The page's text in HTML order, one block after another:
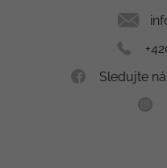
Sledujte